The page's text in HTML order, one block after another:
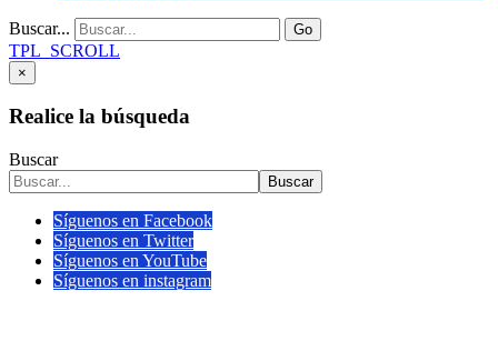
Buscar... Go
TPL_SCROLL
×
Realice la búsqueda
Buscar
Buscar
Síguenos en Facebook
Síguenos en Twitter
Síguenos en YouTube
Síguenos en instagram